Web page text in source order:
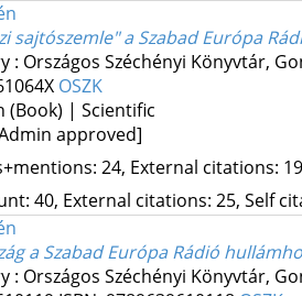
sajtószemle" a Szabad Európa
: Országos Széchényi Könyvtár,
OSZK
(Book) | Scientific
approved]
24, External citations:
40, External citations: 25, Self
a Szabad Európa Rádió
: Országos Széchényi Könyvtár,